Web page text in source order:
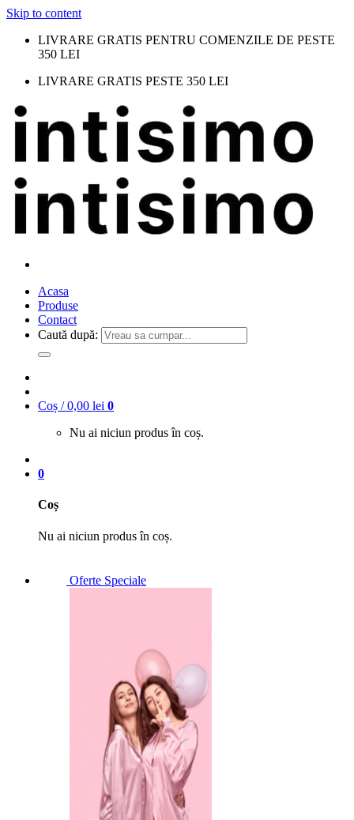
Skip to content
LIVRARE GRATIS PENTRU COMENZILE DE PESTE
350 LEI
LIVRARE GRATIS PESTE 350 LEI
Acasa
Produse
Contact
Caută după:
Coș /0,00 lei 0
Nu ai niciun produs în coș.
0
Coș
Nu ai niciun produs în coș.
Oferte Speciale